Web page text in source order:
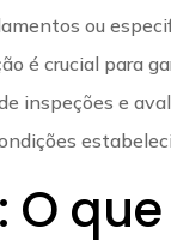
ou
é crucial para
inspeções e